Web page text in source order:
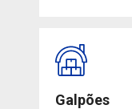
Galpões